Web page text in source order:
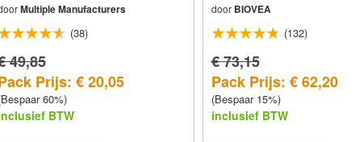
Multiple Manufacturers
(38)
49,85
Prijs: € 20,05
60%)
BTW
door BIOVEA
(132)
€ 73,15
Pack Prijs: € 62,20
(Bespaar 15%)
inclusief BTW